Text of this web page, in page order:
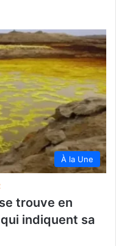
À la Une
trouve en
indiquent sa